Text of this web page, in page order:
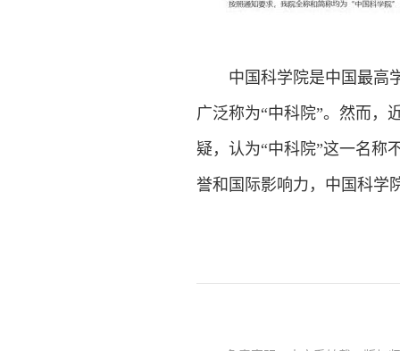
中国科学院是中国最高学
广泛称为“中科院”。然而，
疑，认为“中科院”这一名称
誉和国际影响力，中国科学